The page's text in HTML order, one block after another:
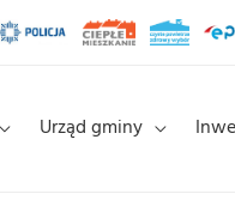
Urząd gminy